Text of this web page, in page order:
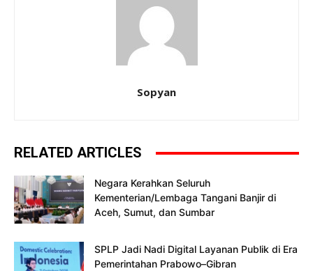
Sopyan
RELATED ARTICLES
Negara Kerahkan Seluruh
Kementerian/Lembaga Tangani Banjir di
Aceh, Sumut, dan Sumbar
SPLP Jadi Nadi Digital Layanan Publik di Era
Pemerintahan Prabowo–Gibran